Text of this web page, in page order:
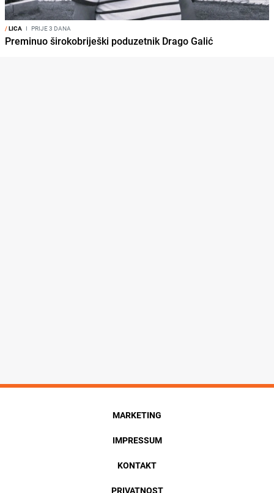
/LICA I PRIJE 3 DANA
Preminuo širokobriješki poduzetnik Drago Galić
MARKETING
IMPRESSUM
KONTAKT
PRIVATNOST